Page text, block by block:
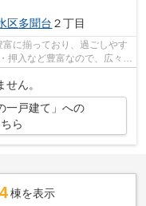
区多聞台 ２丁目
に揃っており、過ごしやす
押入など豊富なので、広々と
ん。
一戸建て」への
ら
棟を表示